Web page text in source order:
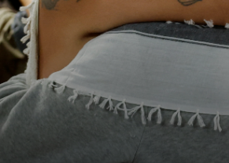
سنجدهــم كلهـم